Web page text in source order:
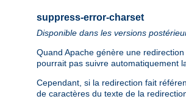
suppress-error-charset
Disponible dans les versions
Quand Apache génère une
pourrait pas suivre automatiquement
Cependant, si la redirection fait
de caractères du texte de la